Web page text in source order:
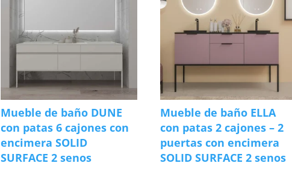
Mueble de baño DUNE
con patas 6 cajones con
encimera SOLID
SURFACE 2 senos
Mueble de baño ELLA
con patas 2 cajones – 2
puertas con encimera
SOLID SURFACE 2 senos